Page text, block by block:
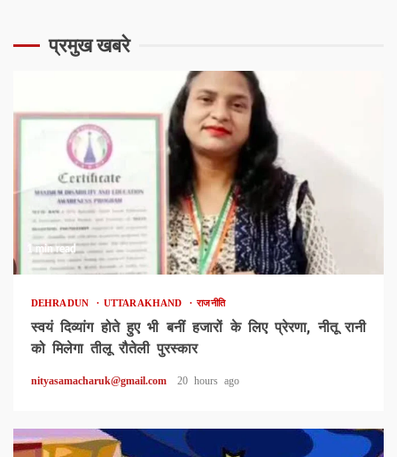
प्रमुख खबरे
1 min read
DEHRADUN UTTARAKHAND राजनीति
स्वयं दिव्यांग होते हुए भी बनीं हजारों के लिए प्रेरणा, नीतू रानी
को मिलेगा तीलू रौतेली पुरस्कार
nityasamacharuk@gmail.com 20 hours ago